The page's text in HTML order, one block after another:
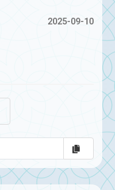
2025-09-10